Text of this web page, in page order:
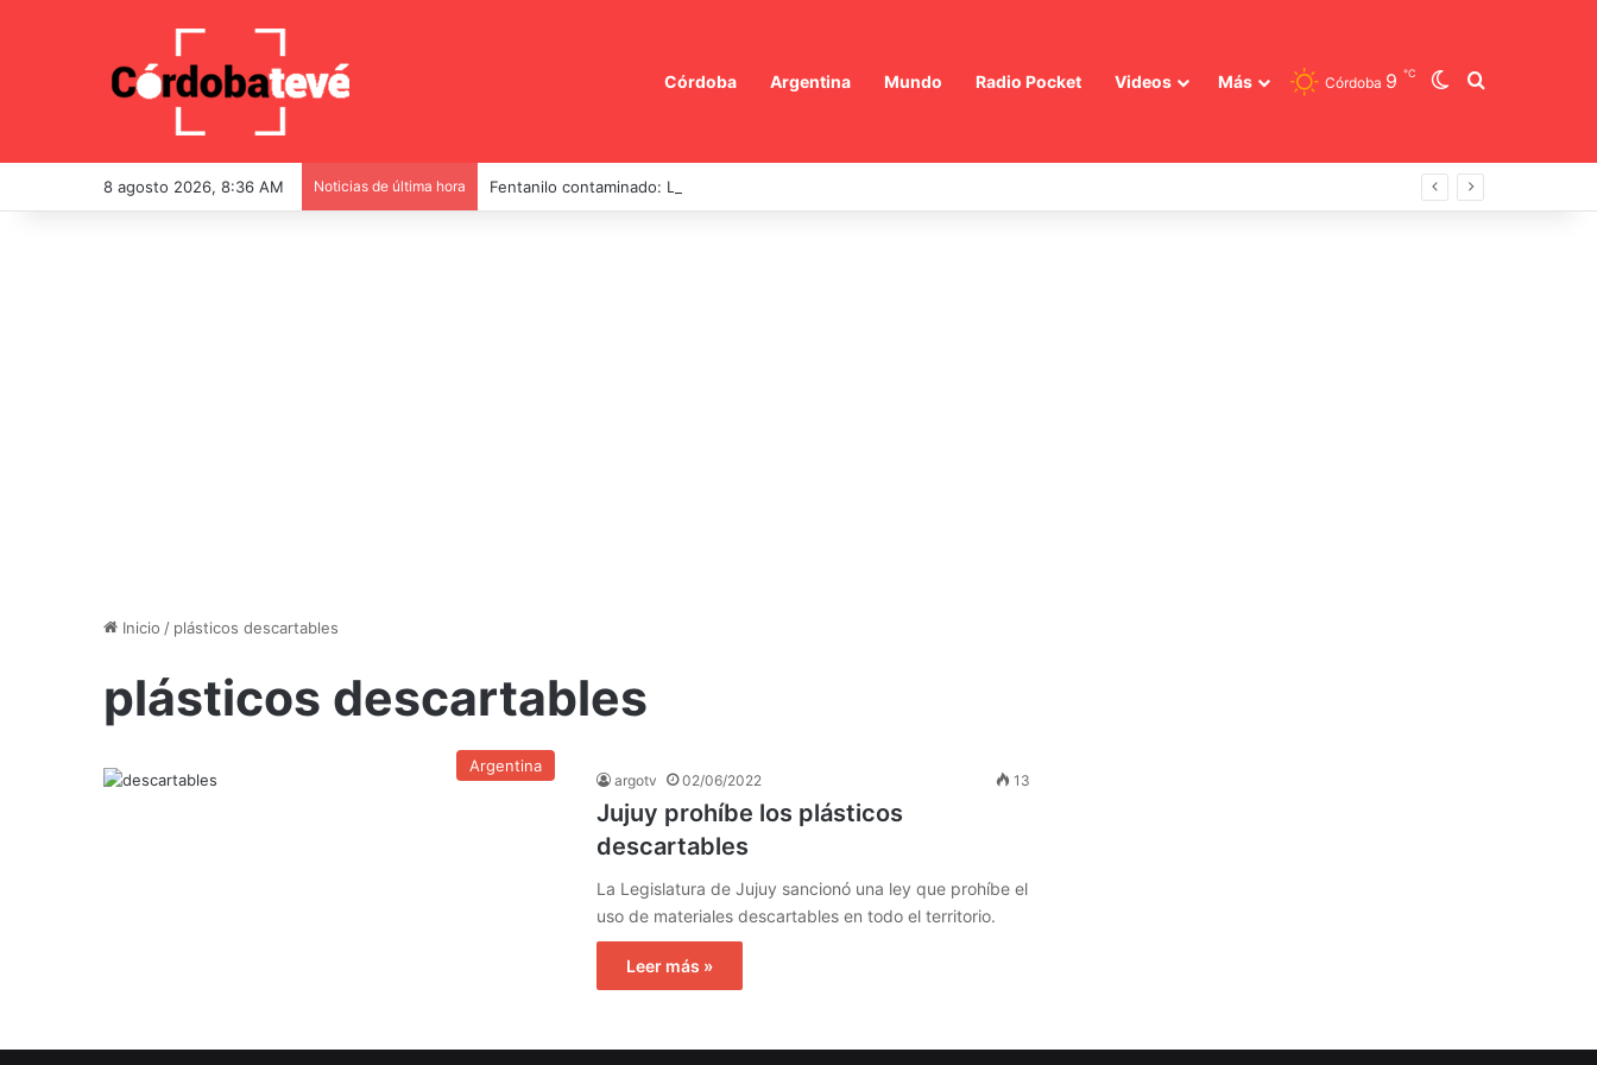
Córdoba Argentina Mundo Radio Pocket Videos Más Córdoba 9 ℃ Switch skin
Buscar
8 agosto 2026, 8:36 AM Noticias de última hora Fentanilo contaminado: La Justicia Federal decide la excarcelación de dos exfuncionarias clave
Inicio / plásticos descartables
plásticos descartables
Argentina
argotv 02/06/2022 13
Jujuy prohíbe los plásticos
descartables
La Legislatura de Jujuy sancionó una ley que prohíbe el
uso de materiales descartables en todo el territorio.
Leer más »